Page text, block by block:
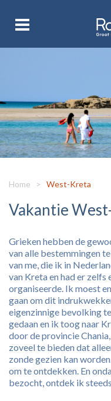
Home > West-Kreta
Vakantie
Grieken hebben de
van alle bestemmingen
van me, die ik in
van Kreta en had er
organiseerde. Ik moest
gaan om dit
eigenzinnige bevolking
gedaan en ik toog naar
door de provincie
zoveel te bieden dat
zonde gezien kan
om te ontdekken. En
bezocht, ontdek ik